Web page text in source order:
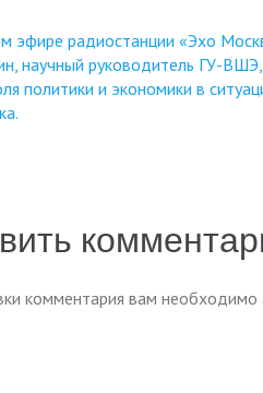
эфире радиостанции «Эхо
научный руководитель ГУ-
политики и экономики в
комментария вам необходимо